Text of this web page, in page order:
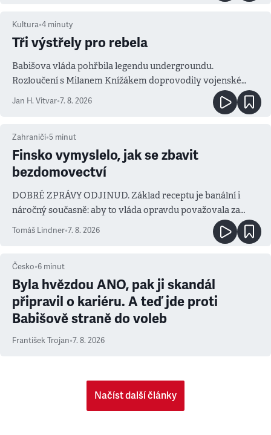
Kultura•4 minuty
Tři výstřely pro rebela
Babišova vláda pohřbila legendu undergroundu.
Rozloučení s Milanem Knížákem doprovodily vojenské
salvy i kritika pokrokářů
Jan H. Vitvar•7. 8. 2026
Zahraničí•5 minut
Finsko vymyslelo, jak se zbavit
bezdomovectví
DOBRÉ ZPRÁVY ODJINUD. Základ receptu je banální i
náročný současně: aby to vláda opravdu považovala za
prioritu
Tomáš Lindner•7. 8. 2026
Česko•6 minut
Byla hvězdou ANO, pak ji skandál
připravil o kariéru. A teď jde proti
Babišově straně do voleb
František Trojan•7. 8. 2026
Načíst další články